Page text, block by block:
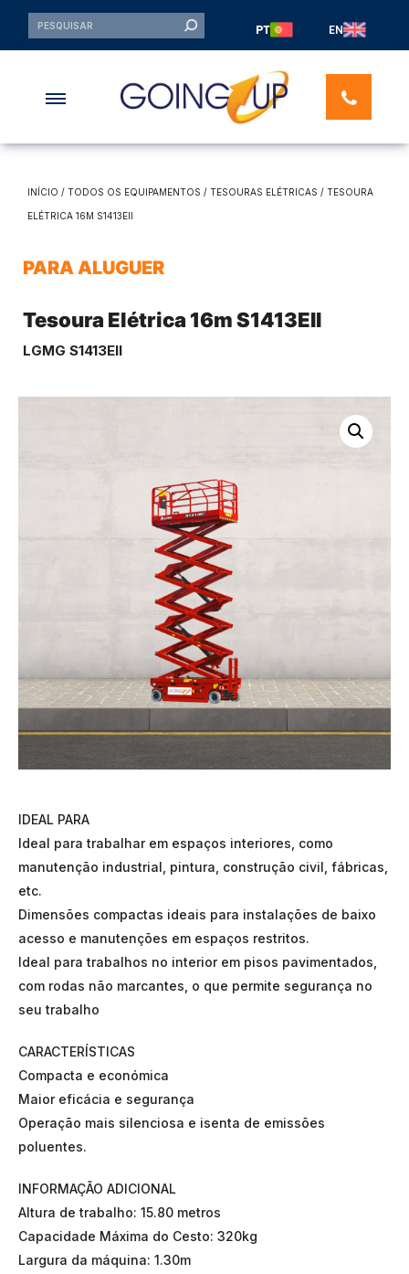
PT EN
INÍCIO / TODOS OS EQUIPAMENTOS / TESOURAS ELÉTRICAS / TESOURA
ELÉTRICA 16M S1413EII
PARA ALUGUER
Tesoura Elétrica 16m S1413EII
LGMG S1413EII
IDEAL PARA
Ideal para trabalhar em espaços interiores, como
manutenção industrial, pintura, construção civil, fábricas,
etc.
Dimensões compactas ideais para instalações de baixo
acesso e manutenções em espaços restritos.
Ideal para trabalhos no interior em pisos pavimentados,
com rodas não marcantes, o que permite segurança no
seu trabalho
CARACTERÍSTICAS
Compacta e económica
Maior eficácia e segurança
Operação mais silenciosa e isenta de emissões
poluentes.
INFORMAÇÃO ADICIONAL
Altura de trabalho: 15.80 metros
Capacidade Máxima do Cesto: 320kg
Largura da máquina: 1.30m